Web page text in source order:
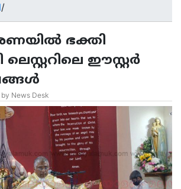
/
ഭക്തി
ലെസ്റ്ററിലെ ഈസ്റ്റർ
News Desk